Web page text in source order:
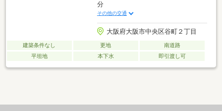
分
その他の交通
大阪府大阪市中央区谷町２丁目
建築条件なし 更地
南道路
平坦地
本下水 即引渡し可